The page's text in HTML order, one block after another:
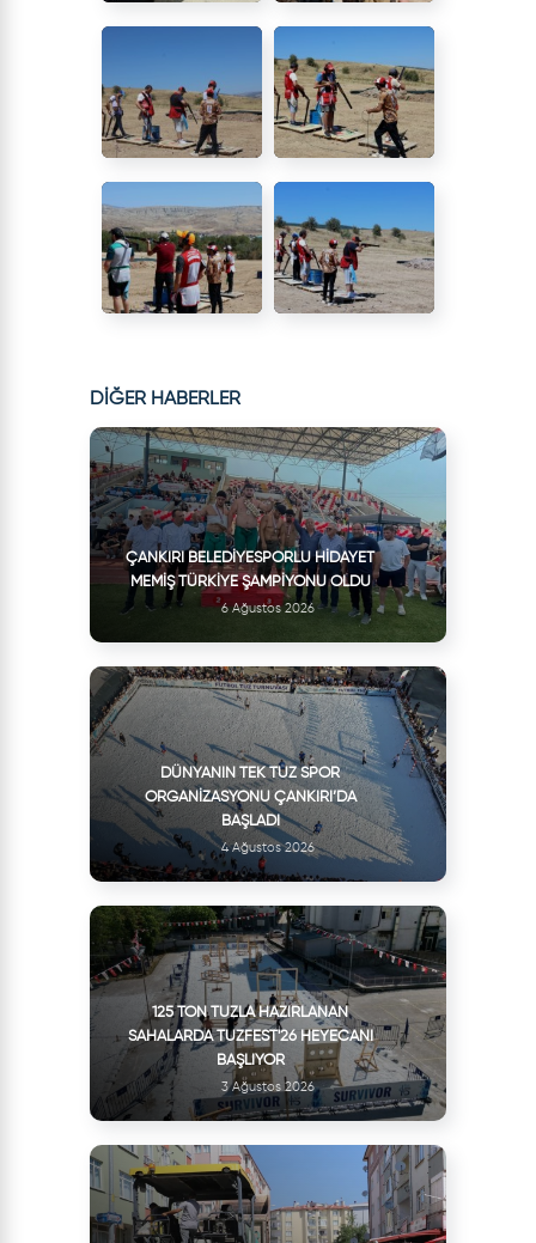
DİĞER HABERLER
ÇANKIRI BELEDIYESPORLU HIDAYET
MEMIŞ TÜRKIYE ŞAMPIYONU OLDU
6 Ağustos 2026
DÜNYANIN TEK TUZ SPOR
ORGANIZASYONU ÇANKIRI’DA
BAŞLADI
4 Ağustos 2026
125 TON TUZLA HAZIRLANAN
SAHALARDA TUZFEST'26 HEYECANI
BAŞLIYOR
3 Ağustos 2026